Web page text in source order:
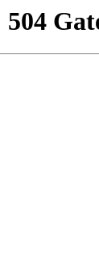
504